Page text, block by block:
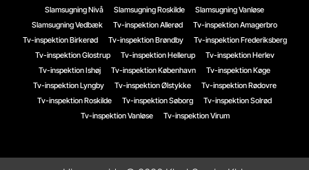
Slamsugning Nivå
Slamsugning Roskilde
Slamsugning Vanløse
Slamsugning Vedbæk
Tv-inspektion Allerød
Tv-inspektion Amagerbro
Tv-inspektion Birkerød
Tv-inspektion Brøndby
Tv-inspektion Frederiksberg
Tv-inspektion Glostrup
Tv-inspektion Hellerup
Tv-inspektion Herlev
Tv-inspektion Ishøj
Tv-inspektion København
Tv-inspektion Køge
Tv-inspektion Lyngby
Tv-inspektion Ølstykke
Tv-inspektion Rødovre
Tv-inspektion Roskilde
Tv-inspektion Søborg
Tv-inspektion Solrød
Tv-inspektion Vanløse
Tv-inspektion Virum